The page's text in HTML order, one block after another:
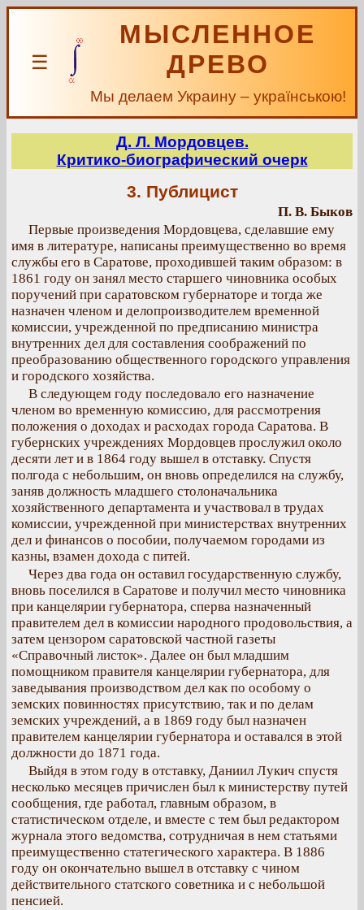
☰
МЫСЛЕННОЕ
ДРЕВО
Мы делаем Украину – українською!
Д. Л. Мордовцев.
Критико-биографический очерк
3. Публицист
П. В. Быков
Первые произведения Мордовцева, сделавшие ему
имя в литературе, написаны преимущественно во время
службы его в Саратове, проходившей таким образом: в
1861 году он занял место старшего чиновника особых
поручений при саратовском губернаторе и тогда же
назначен членом и делопроизводителем временной
комиссии, учрежденной по предписанию министра
внутренних дел для составления соображений по
преобразованию общественного городского управления
и городского хозяйства.
В следующем году последовало его назначение
членом во временную комиссию, для рассмотрения
положения о доходах и расходах города Саратова. В
губернских учреждениях Мордовцев прослужил около
десяти лет и в 1864 году вышел в отставку. Спустя
полгода с небольшим, он вновь определился на службу,
заняв должность младшего столоначальника
хозяйственного департамента и участвовал в трудах
комиссии, учрежденной при министерствах внутренних
дел и финансов о пособии, получаемом городами из
казны, взамен дохода с питей.
Через два года он оставил государственную службу,
вновь поселился в Саратове и получил место чиновника
при канцелярии губернатора, сперва назначенный
правителем дел в комиссии народного продовольствия, а
затем цензором саратовской частной газеты
«Справочный листок». Далее он был младшим
помощником правителя канцелярии губернатора, для
заведывания производством дел как по особому о
земских повинностях присутствию, так и по делам
земских учреждений, а в 1869 году был назначен
правителем канцелярии губернатора и оставался в этой
должности до 1871 года.
Выйдя в этом году в отставку, Даниил Лукич спустя
несколько месяцев причислен был к министерству путей
сообщения, где работал, главным образом, в
статистическом отделе, и вместе с тем был редактором
журнала этого ведомства, сотрудничая в нем статьями
преимущественно статегического характера. В 1886
году он окончательно вышел в отставку с чином
действительного статского советника и с небольшой
пенсией.